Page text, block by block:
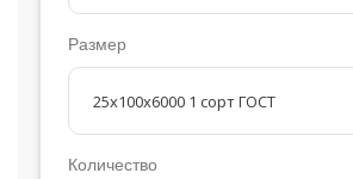
Размер
Количество